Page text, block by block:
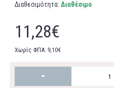
Διαθεσιμότητα: Διαθέσιμο
11,28€
Χωρίς ΦΠΑ: 9,10€
-